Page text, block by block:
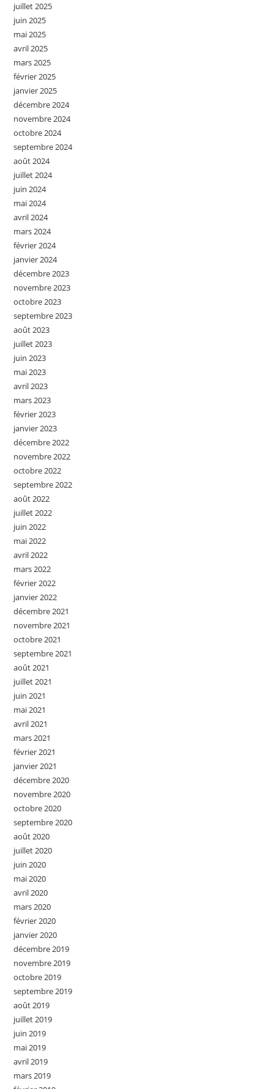
juillet 2025
juin 2025
mai 2025
avril 2025
mars 2025
février 2025
janvier 2025
décembre 2024
novembre 2024
octobre 2024
septembre 2024
août 2024
juillet 2024
juin 2024
mai 2024
avril 2024
mars 2024
février 2024
janvier 2024
décembre 2023
novembre 2023
octobre 2023
septembre 2023
août 2023
juillet 2023
juin 2023
mai 2023
avril 2023
mars 2023
février 2023
janvier 2023
décembre 2022
novembre 2022
octobre 2022
septembre 2022
août 2022
juillet 2022
juin 2022
mai 2022
avril 2022
mars 2022
février 2022
janvier 2022
décembre 2021
novembre 2021
octobre 2021
septembre 2021
août 2021
juillet 2021
juin 2021
mai 2021
avril 2021
mars 2021
février 2021
janvier 2021
décembre 2020
novembre 2020
octobre 2020
septembre 2020
août 2020
juillet 2020
juin 2020
mai 2020
avril 2020
mars 2020
février 2020
janvier 2020
décembre 2019
novembre 2019
octobre 2019
septembre 2019
août 2019
juillet 2019
juin 2019
mai 2019
avril 2019
mars 2019